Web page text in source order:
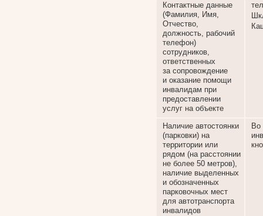
Контактные данные
(Фамилия, Имя,
Отчество,
должность, рабочий
телефон)
сотрудников,
ответственных
за сопровождение
и оказание помощи
инвалидам при
предоставлении
услуг на объекте
Наличие автостоянки
(парковки) на
территории или
рядом (на расстоянии
не более 50 метров),
наличие выделенных
и обозначенных
парковочных мест
для автотранспорта
инвалидов
Во